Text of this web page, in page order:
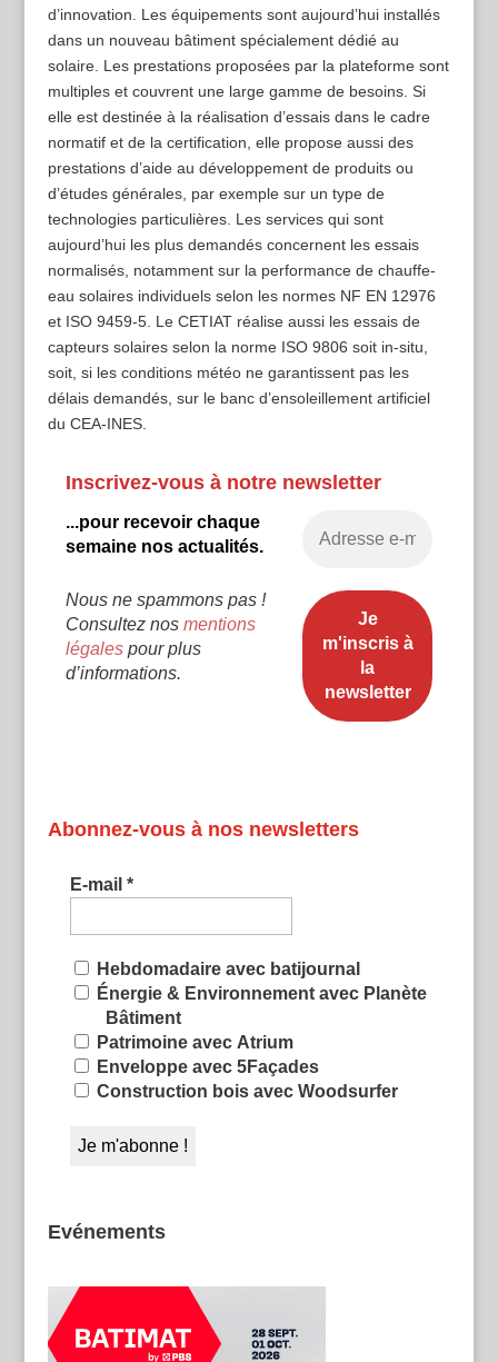
d’innovation. Les équipements sont aujourd’hui installés
dans un nouveau bâtiment spécialement dédié au
solaire. Les prestations proposées par la plateforme sont
multiples et couvrent une large gamme de besoins. Si
elle est destinée à la réalisation d’essais dans le cadre
normatif et de la certification, elle propose aussi des
prestations d’aide au développement de produits ou
d’études générales, par exemple sur un type de
technologies particulières. Les services qui sont
aujourd’hui les plus demandés concernent les essais
normalisés, notamment sur la performance de chauffe-
eau solaires individuels selon les normes NF EN 12976
et ISO 9459-5. Le CETIAT réalise aussi les essais de
capteurs solaires selon la norme ISO 9806 soit in-situ,
soit, si les conditions météo ne garantissent pas les
délais demandés, sur le banc d’ensoleillement artificiel
du CEA-INES.
Inscrivez-vous à notre newsletter
...pour recevoir chaque
semaine nos actualités.
Nous ne spammons pas !
Consultez nos mentions
légalespour plus
d’informations.
Abonnez-vous à nos newsletters
E-mail *
Hebdomadaire avec batijournal
Énergie & Environnement avec Planète
Bâtiment
Patrimoine avec Atrium
Enveloppe avec 5Façades
Construction bois avec Woodsurfer
Evénements